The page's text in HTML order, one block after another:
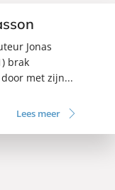
Jonas
brak
met zijn...
Lees meer